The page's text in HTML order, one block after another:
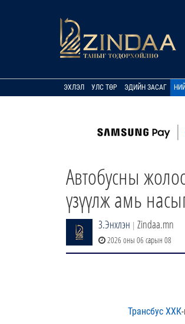
ЭХЛЭЛ УЛС ТӨР ЭДИЙН ЗАСАГ
Автобусны
үзүүлж амь
З.Энхлэн | Zindaa.mn
2026 оны 06 сарын 08
Трансбус ХХК